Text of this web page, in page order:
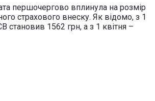
першочергово вплинула на розмір
страхового внеску. Як відомо, з 1
становив 1562 грн, а з 1 квітня –